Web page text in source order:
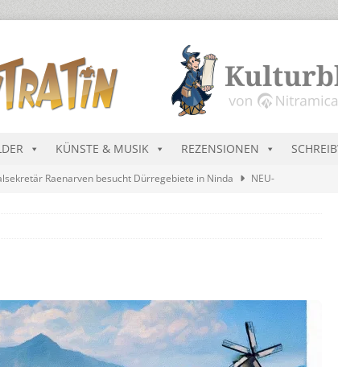
KÜNSTE & MUSIK REZENSIONEN
Raenarven besucht Dürregebiete in Ninda
NEU-
Charts im August 2026 MUSIK